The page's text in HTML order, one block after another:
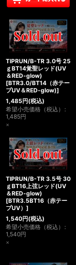
TIPRUN/B-TR 3.0号 25
ｇBT14覚聖レッド(UV
＆RED-glow)
[BTR3.0/BT14（赤テー
プUV＆RED-glow)]
1,485円(税込)
希望小売価格（税込） :
1,485円
×
TIPRUN/B-TR 3.5号 30
ｇBT16上弦レッド(UV
＆RED-glow)
[BTR3.5BT16（赤テー
プUV） ]
1,540円(税込)
希望小売価格（税込） :
1,540円
×